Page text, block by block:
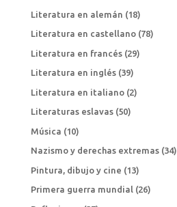
Literatura en alemán (18)
Literatura en castellano(78)
Literatura en francés(29)
Literatura en inglés(39)
Literatura en italiano(2)
Literaturas eslavas(50)
Música (10)
Nazismo y derechas extremas(34)
Pintura, dibujo y cine (13)
Primera guerra mundial(26)